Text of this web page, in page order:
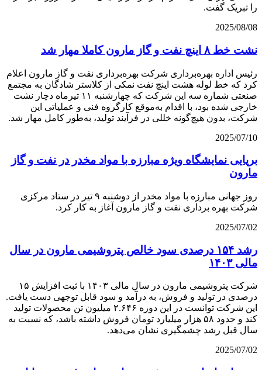
را تبریک گفت.
2025/08/08
نشت خط ۸ اینچ نفت و گاز مارون كاملا مهار شد
رئیس اداره بهره‌برداری شرکت بهره‌برداری نفت و گاز مارون اعلام
کرد که خط لوله هشت اینچ نفت نمکی از کلاستر شادگان به مجتمع
صنعتی شماره سه این شرکت که چهارشنبه ۱۱ تیرماه دچار نشت
خارجی شده بود، با اقدام به‌موقع کارگروه فنی و عملیاتی این
شرکت، بدون هیچ‌گونه خللی در فرآیند تولید، به‌طور کامل مهار شد.
2025/07/10
برپایی نمایشگاه ویژه مبارزه با مواد مخدر در نفت و گاز
مارون
روز جهانی مبارزه با مواد مخدر از دوشنبه ۹ تیر در ستاد مرکزی
شرکت بهره برداری نفت و گاز مارون آغاز به کار کرد.
2025/07/02
رشد ۱۵۴ درصدی سود خالص پتروشیمی مارون در سال
مالی ۱۴۰۳
شرکت پتروشیمی مارون در سال مالی ۱۴۰۳ با ثبت افزایش ۱۵
درصدی در تولید و فروش، به درآمد و سود قابل توجهی دست یافت.
این شرکت توانست در این دوره ۲.۶۴۶ میلیون تن محصولات تولید
کند و حدود ۵۸ هزار میلیارد تومان فروش داشته باشد، که نسبت به
سال قبل رشد چشمگیری نشان می‌دهد.
2025/07/02